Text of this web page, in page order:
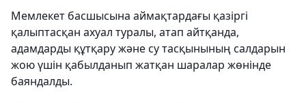
Мемлекет басшысына аймақтардағы қазіргі
қалыптасқан ахуал туралы, атап айтқанда,
адамдарды құтқару және су тасқынының салдарын
жою үшін қабылданып жатқан шаралар жөнінде
баяндалды.